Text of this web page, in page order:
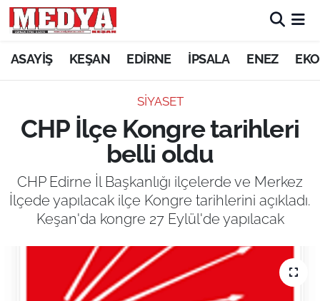
ASAYİŞ KEŞAN EDİRNE İPSALA ENEZ
SİYASET
CHP İlçe Kongre tarihleri
belli oldu
CHP Edirne İl Başkanlığı ilçelerde ve Merkez
İlçede yapılacak ilçe Kongre tarihlerini açıkladı.
Keşan'da kongre 27 Eylül'de yapılacak
KEŞAN
ASAYİŞ
GÜNDEM
SAĞLIK